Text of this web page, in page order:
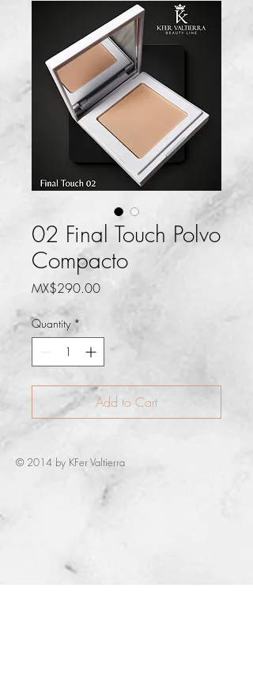
02 Final Touch Polvo
Compacto
MX$290.00Price
Quantity *
Add to Cart
© 2014 by KFer Valtierra